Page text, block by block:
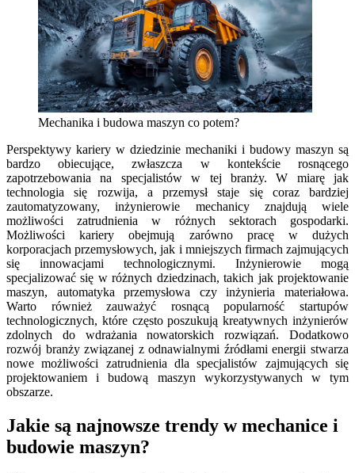
Mechanika i budowa maszyn co potem?
Perspektywy kariery w dziedzinie mechaniki i budowy maszyn są
bardzo obiecujące, zwłaszcza w kontekście rosnącego
zapotrzebowania na specjalistów w tej branży. W miarę jak
technologia się rozwija, a przemysł staje się coraz bardziej
zautomatyzowany, inżynierowie mechanicy znajdują wiele
możliwości zatrudnienia w różnych sektorach gospodarki.
Możliwości kariery obejmują zarówno pracę w dużych
korporacjach przemysłowych, jak i mniejszych firmach zajmujących
się innowacjami technologicznymi. Inżynierowie mogą
specjalizować się w różnych dziedzinach, takich jak projektowanie
maszyn, automatyka przemysłowa czy inżynieria materiałowa.
Warto również zauważyć rosnącą popularność startupów
technologicznych, które często poszukują kreatywnych inżynierów
zdolnych do wdrażania nowatorskich rozwiązań. Dodatkowo
rozwój branży związanej z odnawialnymi źródłami energii stwarza
nowe możliwości zatrudnienia dla specjalistów zajmujących się
projektowaniem i budową maszyn wykorzystywanych w tym
obszarze.
Jakie są najnowsze trendy w mechanice i
budowie maszyn?